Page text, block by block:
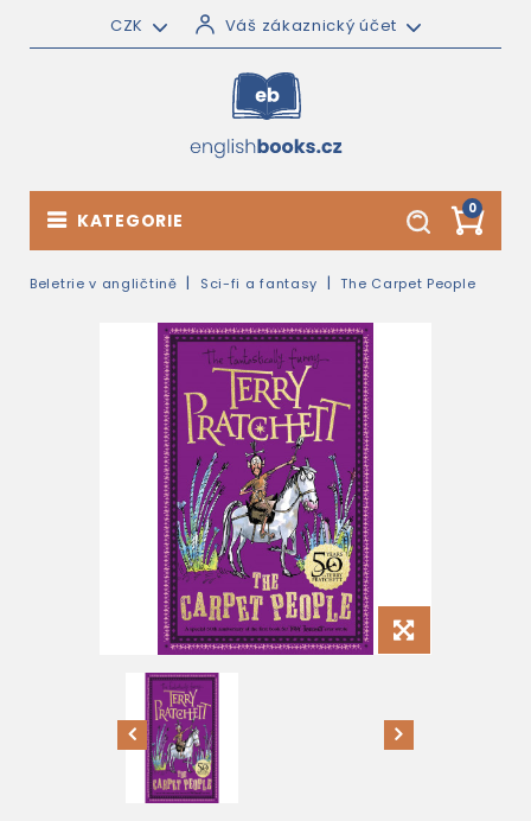
CZK Váš zákaznický účet
0
KATEGORIE
Beletrie v angličtině Sci-fi a fantasy The Carpet People